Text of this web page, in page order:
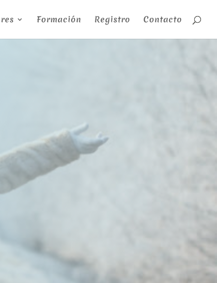
Formación Registro Contacto